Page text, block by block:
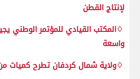
لإنتاج القطن
♢المكتب القيادي للمؤتمر الوطني
واسعة
♢ولاية شمال كردفان تطرح كميات من